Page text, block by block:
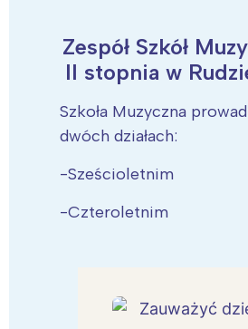
Zespół Szkół
II stopnia w
Szkoła Muzyczna
dwóch działach:
-Sześcioletnim
-Czteroletnim